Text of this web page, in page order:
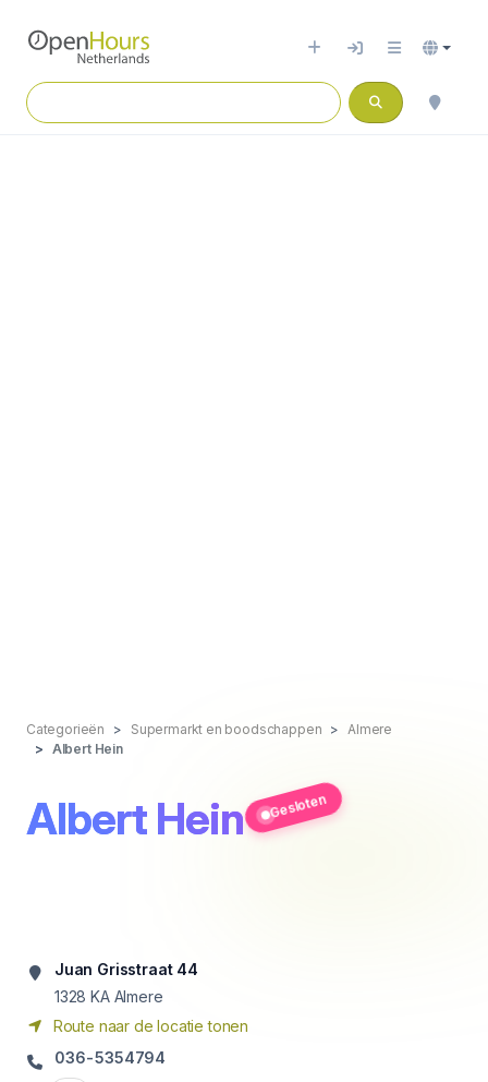
Categorieën Supermarkt en boodschappen
Almere
Albert Hein
Albert Hein Gesloten
Juan Grisstraat 44
1328 KA Almere
Route naar de locatie tonen
036-5354794